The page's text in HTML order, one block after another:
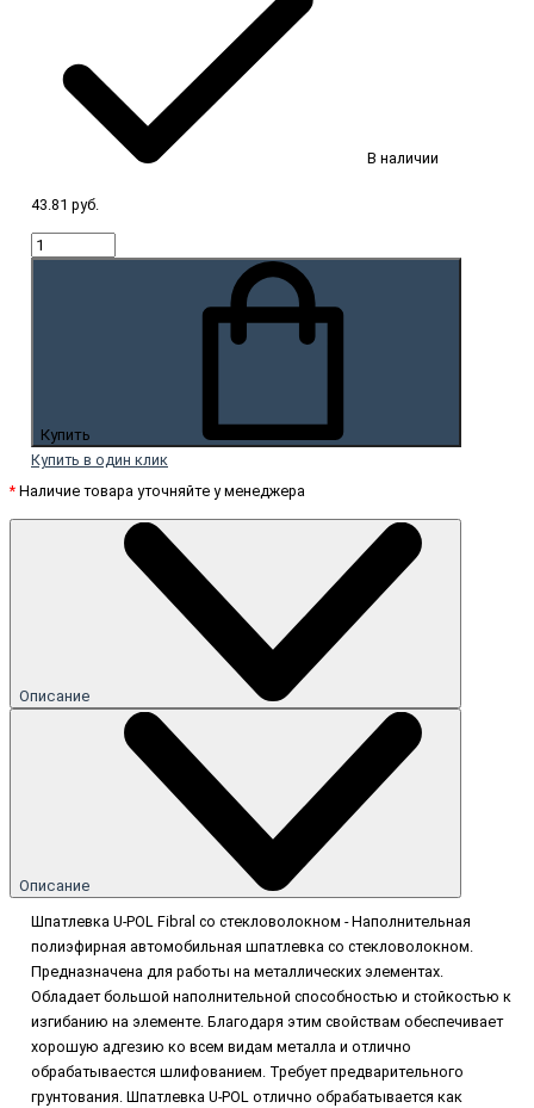
В наличии
43.81 руб.
Купить
Купить в один клик
* Наличие товара уточняйте у менеджера
Описание
Описание
Шпатлевка U-POL Fibral со стекловолокном - Наполнительная
полиэфирная автомобильная шпатлевка со стекловолокном.
Предназначена для работы на металлических элементах.
Обладает большой наполнительной способностью и стойкостью к
изгибанию на элементе. Благодаря этим свойствам обеспечивает
хорошую адгезию ко всем видам металла и отлично
обрабатываестся шлифованием. Требует предварительного
грунтования. Шпатлевка U-POL отлично обрабатывается как